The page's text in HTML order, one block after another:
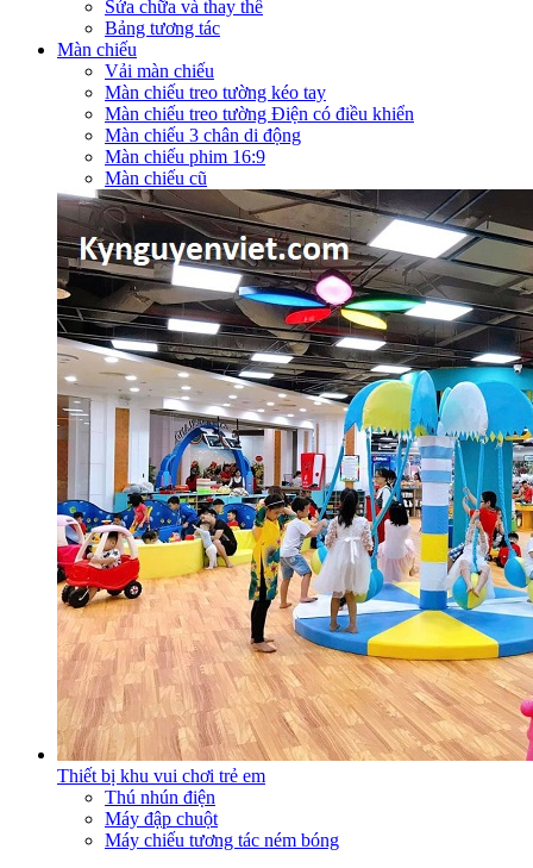
Sửa chữa và thay thế
Bảng tương tác
Màn chiếu
Vải màn chiếu
Màn chiếu treo tường kéo tay
Màn chiếu treo tường Điện có điều khiển
Màn chiếu 3 chân di động
Màn chiếu phim 16:9
Màn chiếu cũ
Thiết bị khu vui chơi trẻ em
Thú nhún điện
Máy đập chuột
Máy chiếu tương tác ném bóng